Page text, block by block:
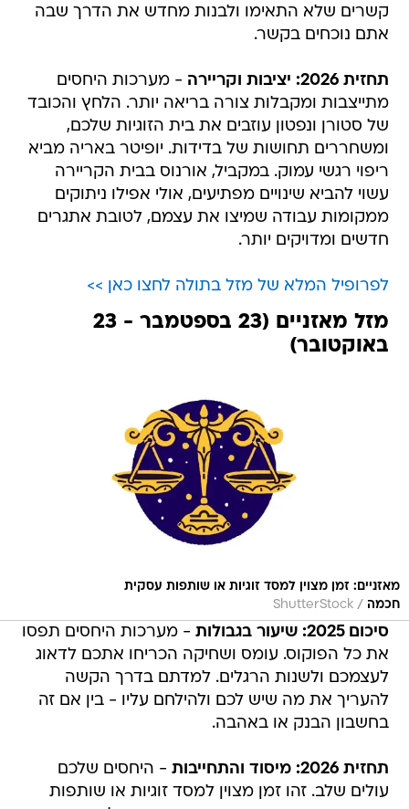
קשרים שלא התאימו ולבנות מחדש את הדרך שבה
אתם נוכחים בקשר.
תחזית 2026: יציבות וקריירה
- מערכות היחסים
מתייצבות ומקבלות צורה בריאה יותר. הלחץ והכובד
של סטורן ונפטון עוזבים את בית הזוגיות שלכם,
ומשחררים תחושות של בדידות. יופיטר באריה מביא
ריפוי רגשי עמוק. במקביל, אורנוס בבית הקריירה
עשוי להביא שינויים מפתיעים, אולי אפילו ניתוקים
ממקומות עבודה שמיצו את עצמם, לטובת אתגרים
חדשים ומדויקים יותר.
לפרופיל המלא של מזל בתולה לחצו כאן >>
מזל מאזניים (23 בספטמבר - 23
באוקטובר)
מאזניים: זמן מצוין למסד זוגיות או שותפות עסקית
חכמה /
ShutterStock
סיכום 2025: שיעור בגבולות
- מערכות היחסים תפסו
את כל הפוקוס. עומס ושחיקה הכריחו אתכם לדאוג
לעצמכם ולשנות הרגלים. למדתם בדרך הקשה
להעריך את מה שיש לכם ולהילחם עליו - בין אם זה
בחשבון הבנק או באהבה.
תחזית 2026: מיסוד והתחייבות
- היחסים שלכם
עולים שלב. זהו זמן מצוין למסד זוגיות או שותפות